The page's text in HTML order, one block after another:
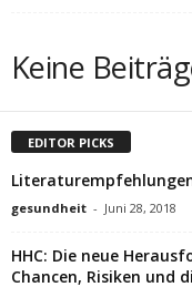
Keine
EDITOR PICKS
gesundheit - Juni 28, 2018
HHC: Die neue
Chancen, Risiken und